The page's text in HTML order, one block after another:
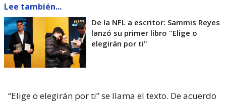
Lee también...
De la NFL a escritor: Sammis Reyes
lanzó su primer libro "Elige o
elegirán por ti"
“Elige o elegirán por ti” se llama el texto. De acuerdo